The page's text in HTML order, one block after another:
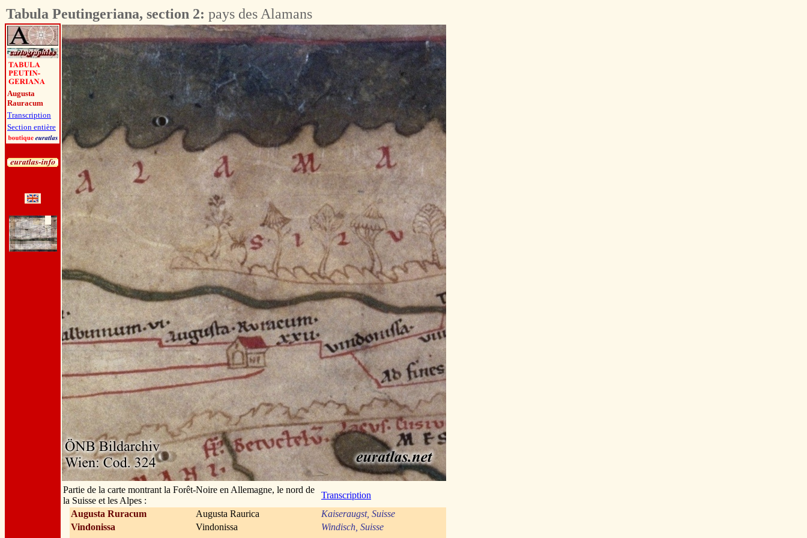
Tabula Peutingeriana, section 2: pays des Alamans
Augusta
Rauracum
Transcription
Section entière
Partie de la carte montrant la Forêt-Noire en Allemagne, le nord de
la Suisse et les Alpes :
Transcription
Augusta Ruracum
Augusta Raurica
Kaiseraugst, Suisse
Vindonissa
Vindonissa Windisch, Suisse